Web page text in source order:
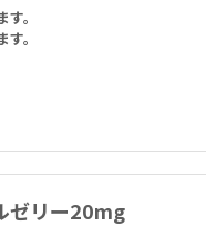
。
。
ゼリー20mg